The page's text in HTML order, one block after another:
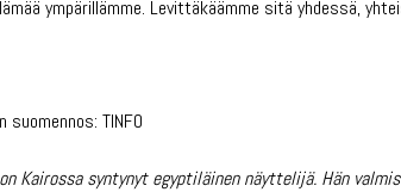
ympärillämme. Levittäkäämme sitä yhdessä,
TINFO
on Kairossa syntynyt egyptiläinen näyttelijä. Hän